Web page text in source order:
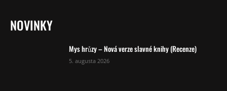
NOVINKY
Mys hrůzy – Nová verze slavné knihy (Recenze)
5. augusta 2026